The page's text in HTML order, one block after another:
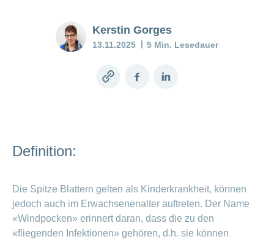
Versicherung
krank
–
Unterstützung
für Mutter und
Kind
Kerstin Gorges
13.11.2025 5 Min. Lesedauer
Copy
FacebookLinkedIn
Definition:
Die Spitze Blattern gelten als Kinderkrankheit, können
jedoch auch im Erwachsenenalter auftreten. Der Name
«Windpocken» erinnert daran, dass die zu den
«fliegenden Infektionen» gehören, d.h. sie können